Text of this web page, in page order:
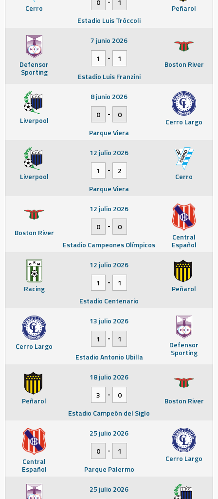
Cerro Peñarol
0
1
Estadio Luis Tróccoli
Defensor
Sporting
Boston River
7 junio 2026
1
-
1
Estadio Luis Franzini
Liverpool Cerro Largo
8 junio 2026
0
-
0
Parque Viera
Liverpool Cerro
12 julio 2026
1
-
2
Parque Viera
Boston River Central
Español
12 julio 2026
0
-
0
Estadio Campeones Olímpicos
Racing Peñarol
12 julio 2026
1
-
1
Estadio Centenario
Cerro Largo Defensor
Sporting
13 julio 2026
1
-
1
Estadio Antonio Ubilla
Peñarol Boston River
18 julio 2026
3
-
0
Estadio Campeón del Siglo
Central
Español
Cerro Largo
25 julio 2026
0
-
1
Parque Palermo
25 julio 2026